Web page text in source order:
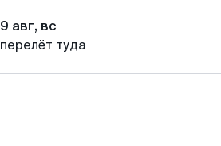
9 авг, вс
перелёт туда